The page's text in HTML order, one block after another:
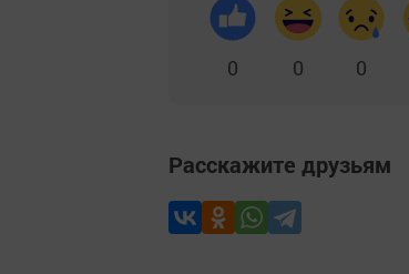
0 0 0
Расскажите друзьям